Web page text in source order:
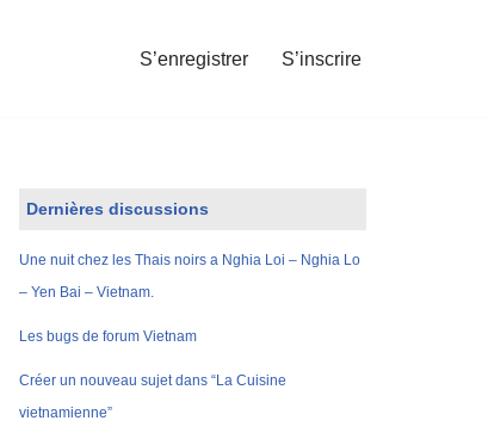
S’enregistrer S’inscrire
Dernières discussions
Une nuit chez les Thais noirs a Nghia Loi – Nghia Lo
– Yen Bai – Vietnam.
Les bugs de forum Vietnam
Créer un nouveau sujet dans “La Cuisine
vietnamienne”